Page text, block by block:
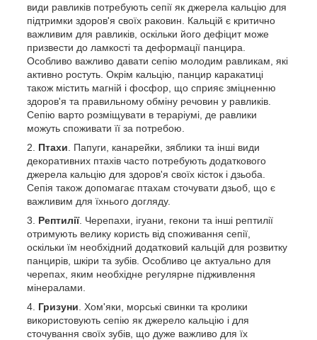
види равликів потребують сепії як джерела кальцію для
підтримки здоров'я своїх раковин. Кальцій є критично
важливим для равликів, оскільки його дефіцит може
призвести до ламкості та деформації панцира.
Особливо важливо давати сепію молодим равликам, які
активно ростуть. Окрім кальцію, панцир каракатиці
також містить магній і фосфор, що сприяє зміцненню
здоров'я та правильному обміну речовин у равликів.
Сепію варто розміщувати в тераріумі, де равлики
можуть споживати її за потребою.
Птахи . Папуги, канарейки, зяблики та інші види
декоративних птахів часто потребують додаткового
джерела кальцію для здоров'я своїх кісток і дзьоба.
Сепія також допомагає птахам сточувати дзьоб, що є
важливим для їхнього догляду.
Рептилії. Черепахи, ігуани, гекони та інші рептилії
отримують велику користь від споживання сепії,
оскільки їм необхідний додатковий кальцій для розвитку
панцирів, шкіри та зубів. Особливо це актуально для
черепах, яким необхідне регулярне підживлення
мінералами.
Гризуни . Хом'яки, морські свинки та кролики
використовують сепію як джерело кальцію і для
сточування своїх зубів, що дуже важливо для їх